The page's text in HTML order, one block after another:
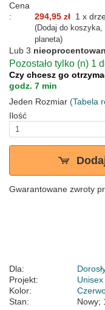
Cena
:
294,95 zł 1 x
(Dodaj do
planeta)
Lub 3
Pozostało tylko (n) 1
Czy chcesz go
godz. 7 min
Jeden Rozmiar (Tabela
Ilość
Gwarantowane zwroty
Dla:
Projekt:
Unisex
Kolor:
Stan:
Nowy;